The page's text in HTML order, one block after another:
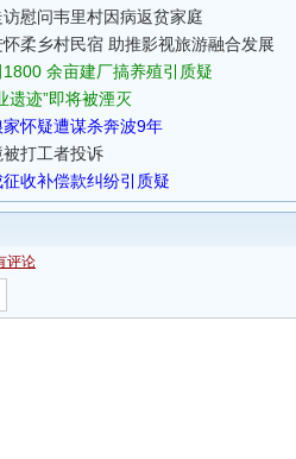
慰问韦里村因病返贫家庭
柔乡村民宿 助推影视旅游融合发展
余亩建厂搞养殖引质疑
遗迹”即将被湮灭
怀疑遭谋杀奔波9年
打工者投诉
收补偿款纠纷引质疑
评论